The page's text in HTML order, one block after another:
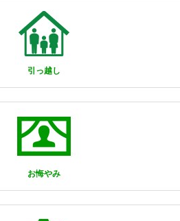
引っ越し
お悔やみ